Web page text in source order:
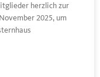
herzlich zur
2025, um